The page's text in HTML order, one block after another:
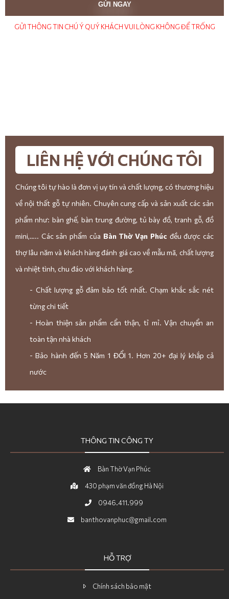
GỬI NGAY
GỬI THÔNG TIN CHÚ Ý QUÝ KHÁCH VUI LÒNG KHÔNG ĐỂ TRỐNG
LIÊN HỆ VỚI CHÚNG TÔI
Chúng tôi tự hào là đơn vị uy tín và chất lượng, có thương hiệu
về nội thất gỗ tự nhiên. Chuyên cung cấp và sản xuất các sản
phẩm như: bàn ghế, bàn trung đường, tủ bày đồ, tranh gỗ, đồ
mini,….. Các sản phẩm của Bàn Thờ Vạn Phúc đều được các
thợ lâu năm và khách hàng đánh giá cao về mẫu mã, chất lượng
và nhiệt tình, chu đáo với khách hàng.
- Chất lượng gỗ đảm bảo tốt nhất. Chạm khắc sắc nét
từng chi tiết
- Hoàn thiện sản phẩm cẩn thận, tỉ mỉ. Vận chuyển an
toàn tận nhà khách
- Bảo hành đến 5 Năm 1 ĐỔI 1. Hơn 20+ đại lý khắp cả
nước
THÔNG TIN CÔNG TY
Bàn Thờ Vạn Phúc
430 phạm văn đồng Hà Nội
0946.411.999
banthovanphuc@gmail.com
HỖ TRỢ
Chính sách bảo mật